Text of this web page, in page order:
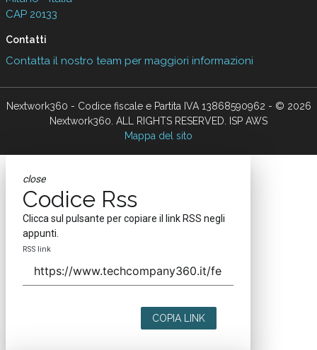
CAP 20133
Contatti
Contatta il nostro team per maggiori informazioni
Nextwork360 - Codice fiscale e Partita IVA 13868590962 - © 2026
Nextwork360. ALL RIGHTS RESERVED. ISP AWS
Mappa del sito
close
Codice Rss
Clicca sul pulsante per copiare il link RSS negli
appunti.
RSS link
COPIA LINK